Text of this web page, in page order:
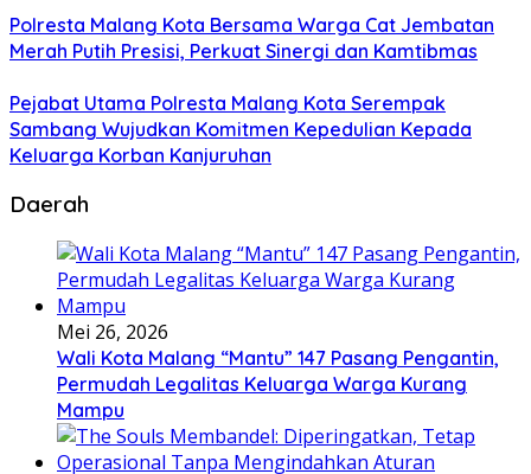
Polresta Malang Kota Bersama Warga Cat Jembatan
Merah Putih Presisi, Perkuat Sinergi dan Kamtibmas
Pejabat Utama Polresta Malang Kota Serempak
Sambang Wujudkan Komitmen Kepedulian Kepada
Keluarga Korban Kanjuruhan
Daerah
Mei 26, 2026
Wali Kota Malang “Mantu” 147 Pasang Pengantin,
Permudah Legalitas Keluarga Warga Kurang
Mampu